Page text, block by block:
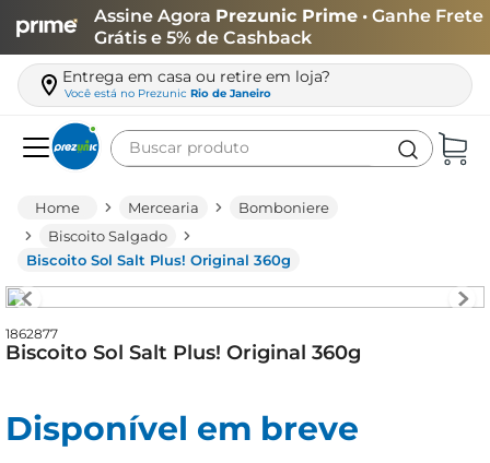
Assine Agora Prezunic Prime • Ganhe Frete
Grátis e 5% de Cashback
Entrega em casa ou retire em loja?
Você está no Prezunic Rio de Janeiro
Buscar produto
Mercearia
Bomboniere
Biscoito Salgado
Biscoito Sol Salt Plus! Original 360g
1862877
Biscoito Sol Salt Plus! Original 360g
Disponível em breve
leite
queijo
arroz